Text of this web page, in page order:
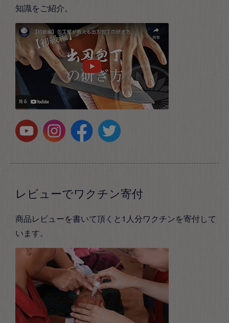
知識をご紹介。
レビューでワクチン寄付
商品レビューを書いて頂くと1人分ワクチンを寄付して
います。